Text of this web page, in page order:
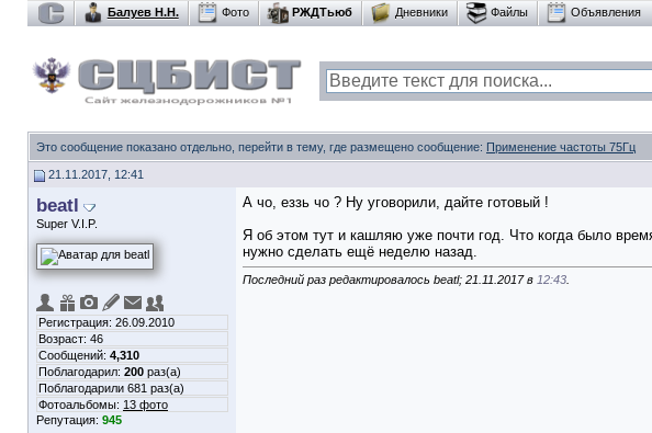
Балуев Н.Н. Фото РЖДТьюб Дневники Файлы Объявления
Это сообщение показано отдельно, перейти в тему, где размещено сообщение: Применение частоты 75Гц
21.11.2017, 12:41
beatl
Super V.I.P.
Регистрация: 26.09.2010
Возраст: 46
Сообщений: 4,310
Поблагодарил: 200 раз(а)
Поблагодарили 681 раз(а)
Фотоальбомы: 13 фото
Репутация: 945
А чо, еззь чо ? Ну уговорили, дайте готовый !
Я об этом тут и кашляю уже почти год. Что когда было
нужно сделать ещё неделю назад.
Последний раз редактировалось beatl; 21.11.2017 в 12:43